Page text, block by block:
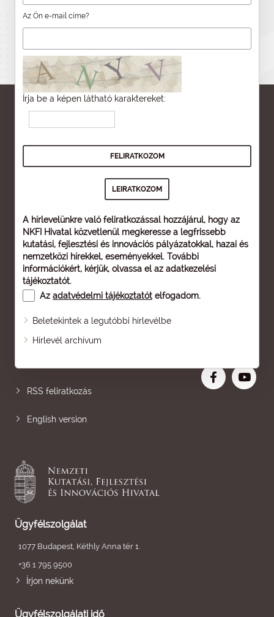
Az Ön e-mail címe?
Írja be a képen látható karaktereket:
A hírlevelünkre való feliratkozással hozzájárul, hogy az
NKFI Hivatal közvetlenül megkeresse a legfrissebb
kutatási, fejlesztési és innovációs pályázatokkal, hazai és
nemzetközi hírekkel, eseményekkel. További
információkért, kérjük, olvassa el az adatkezelési
tájékoztatót.
Az adatvédelmi tájékoztatót elfogadom.
Beletekintek a legutóbbi hírlevélbe
Hírlevél archívum
Oldaltérkép
RSS feliratkozás
English version
Ügyfélszolgálat
1077 Budapest, Kéthly Anna tér 1.
+36 1 795 9500
Írjon nekünk
Ügyfélszolgálati idő